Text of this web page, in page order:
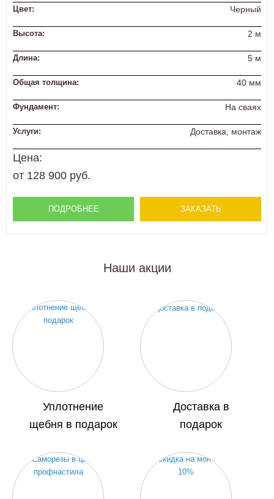
Цвет: Черный
Высота: 2 м
Длина: 5 м
Общая толщина: 40 мм
Фундамент: На сваях
Услуги: Доставка, монтаж
Цена:
от 128 900 руб.
ПОДРОБНЕЕ ЗАКАЗАТЬ
Наши акции
Уплотнение
щебня в подарок
Доставка в
подарок